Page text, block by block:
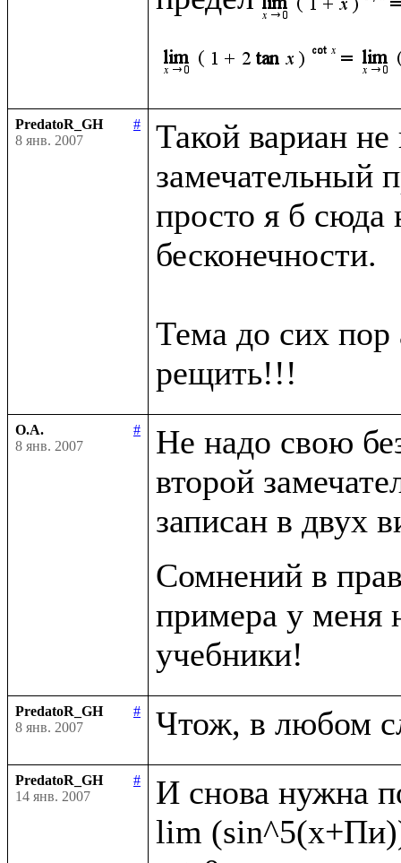
PredatoR_GH
#
8 янв. 2007
Такой вариан не
замечательный
просто я б сюда
бесконечности.
Тема до сих пор
О.А.
#
8 янв. 2007
Не надо свою
второй
записан в двух
Сомнений в
примера у меня
PredatoR_GH
#
8 янв. 2007
PredatoR_GH
#
14 янв. 2007
И снова нужна
lim